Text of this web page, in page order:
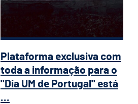
Plataforma exclusiva com
toda a informação para o
"Dia UM de Portugal" está
...